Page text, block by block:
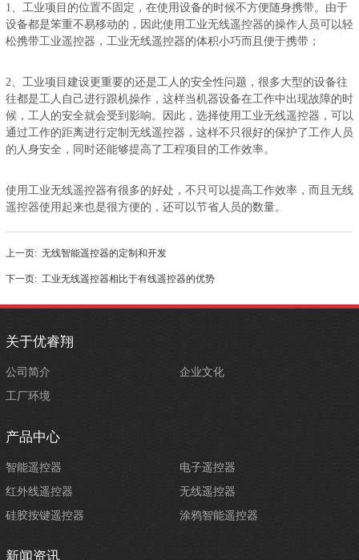
1、工业项目的位置不固定，在使用设备的时候不方便随身携带。由于
设备都是笨重不易移动的，因此使用工业无线遥控器的操作人员可以轻
松携带工业遥控器，工业无线遥控器的体积小巧而且便于携带；
2、工业项目建设更重要的还是工人的安全性问题，很多大型的设备往
往都是工人自己进行跟机操作，这样当机器设备在工作中出现故障的时
候，工人的安全就会受到影响。因此，选择使用工业无线遥控器，可以
通过工作的距离进行定制无线遥控器，这样不只很好的保护了工作人员
的人身安全，同时还能够提高了工程项目的工作效率。
使用工业无线遥控器有很多的好处，不只可以提高工作效率，而且无线
遥控器使用起来也是很方便的，还可以节省人员的数量。
上一页: 无线智能遥控器的定制和开发
下一页: 工业无线遥控器相比于有线遥控器的优势
关于优睿翔
公司简介
企业文化
工厂环境
产品中心
智能遥控器
电子遥控器
红外线遥控器
无线遥控器
硅胶按键遥控器
涂鸦智能遥控器
新闻资讯